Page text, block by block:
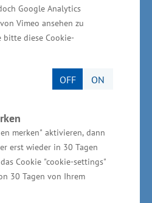
Google Analytics
Vimeo ansehen zu
bitte diese Cookie-
OFF ON
merken" aktivieren, dann
erst wieder in 30 Tagen
Cookie "cookie-settings"
30 Tagen von Ihrem
herzlich eingeladen.